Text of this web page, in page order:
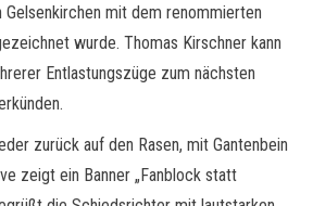
Gelsenkirchen mit dem renommierten
wurde. Thomas Kirschner kann
Entlastungszüge zum nächsten
zurück auf den Rasen, mit Gantenbein
zeigt ein Banner „Fanblock statt